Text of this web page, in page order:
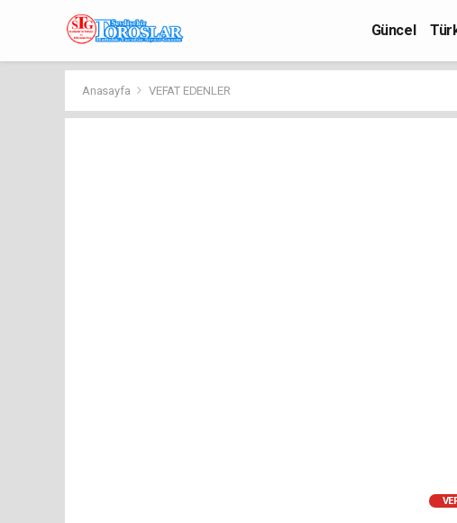
Güncel
Anasayfa VEFAT EDENLER